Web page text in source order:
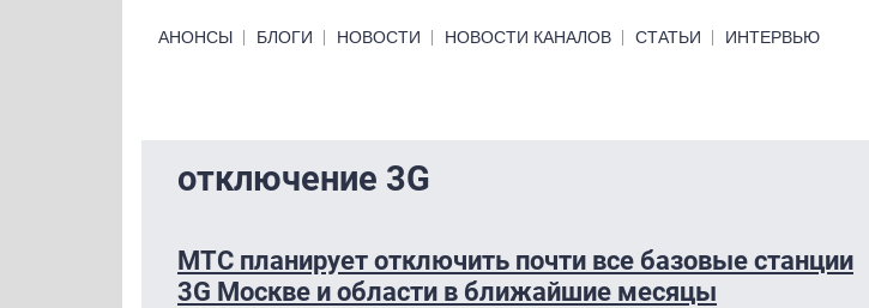
Primary links bottom
АНОНСЫ БЛОГИ НОВОСТИ НОВОСТИ КАНАЛОВ СТАТЬИ ИНТЕРВЬЮ
отключение 3G
МТС планирует отключить почти все базовые станции
3G Москве и области в ближайшие месяцы